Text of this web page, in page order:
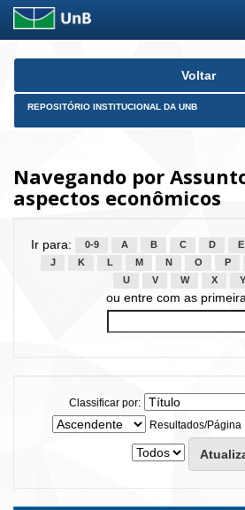
Skip
Voltar
REPOSITÓRIO INSTITUCIONAL DA UNB
Navegando por
aspectos econômicos
Ir para: 0-9 A B C D E
J
K L M N O P
U
V W X Y
ou entre com as
Classificar por:
Resultados/Página